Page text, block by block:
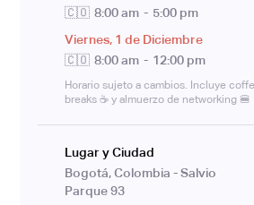
🇨🇴 8:00 am - 5:00 pm
Viernes, 1 de Diciembre
🇨🇴 8:00 am - 12:00 pm
Horario sujeto a cambios. Incluye
breaks ☕ y almuerzo de networking 🍔
Lugar y Ciudad
Bogotá, Colombia - Salvio
Parque 93